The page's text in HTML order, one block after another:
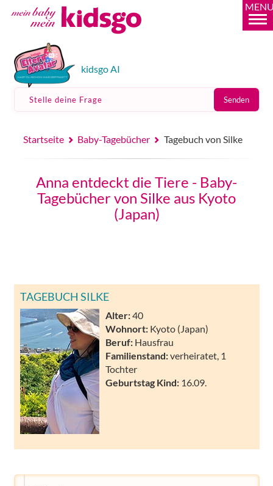
kidsgo AI
Stelle deine Frage Senden
Startseite Baby-Tagebücher Tagebuch von Silke
Anna entdeckt die Tiere - Baby-
Tagebücher von Silke aus Kyoto
(Japan)
TAGEBUCH SILKE
Alter:40
Wohnort: Kyoto (Japan)
Beruf: Hausfrau
Familienstand:verheiratet, 1
Tochter
Geburtstag Kind: 16.09.